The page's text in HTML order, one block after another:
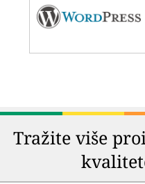
Tražite više